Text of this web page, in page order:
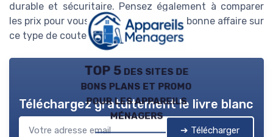
durable et sécuritaire. Pensez également à comparer
les prix pour vous assurer de faire une bonne affaire sur
ce type de couteau.
TOP 5 des sites de
bons plans et promo
pour les appareils
ménagers
Téléchargez gratuitement le livre blanc
➔ Télécharger